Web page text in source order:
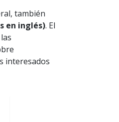
también
en inglés). El
interesados